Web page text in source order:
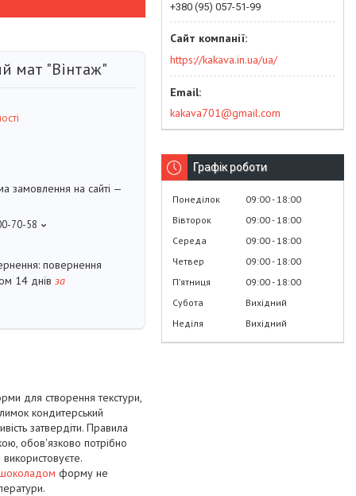
мат "Вінтаж"
замовлення на сайті —
70-58
повернення
14 днів за
для створення текстури,
кондитерський
затвердіти. Правила
обов'язково потрібно
форму не
+380 (95) 057-51-99
https://kakava.in.ua/ua/
kakava701@gmail.com
Графік роботи
Понеділок 09:00 18:00
Вівторок
09:00 18:00
Середа
09:00 18:00
Четвер
09:00 18:00
Пʼятниця
09:00 18:00
Субота
Вихідний
Неділя
Вихідний